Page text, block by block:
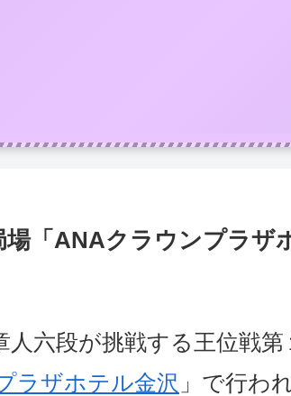
「ANAクラウンプラザ
人六段が挑戦する王位戦第
ラザホテル金沢 」で行わ